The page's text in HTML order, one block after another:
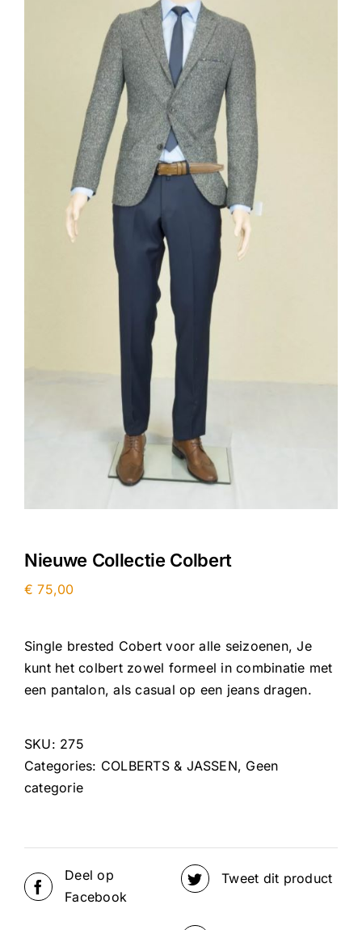
Nieuwe Collectie Colbert
€ 75,00
Single brested Cobert voor alle seizoenen, Je
kunt het colbert zowel formeel in combinatie met
een pantalon, als casual op een jeans dragen.
SKU: 275
Categories: COLBERTS & JASSEN, Geen
categorie
Deel op
Facebook
Tweet dit product